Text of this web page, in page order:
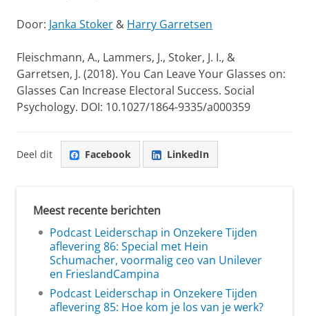
Door: Janka Stoker & Harry Garretsen
Fleischmann, A., Lammers, J., Stoker, J. I., &
Garretsen, J. (2018). You Can Leave Your Glasses on:
Glasses Can Increase Electoral Success. Social
Psychology. DOI: 10.1027/1864-9335/a000359
Deel dit Facebook LinkedIn
Meest recente berichten
Podcast Leiderschap in Onzekere Tijden
aflevering 86: Special met Hein
Schumacher, voormalig ceo van Unilever
en FrieslandCampina
Podcast Leiderschap in Onzekere Tijden
aflevering 85: Hoe kom je los van je werk?